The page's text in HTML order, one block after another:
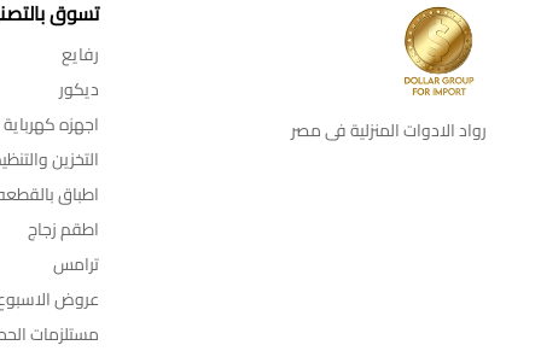
رواد الادوات المنزلية فى مصر
تسوق
رفايع
ديكور
اجهزه كهرباية
التخزين
اطباق
اطقم زجاج
ترامس
عروض
مستلزمات